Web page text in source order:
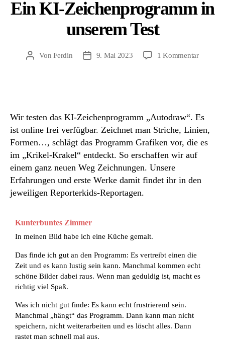
Ein KI-Zeichenprogramm in
unserem Test
Beitragsautor
VonFerdin Beitragsdatum
9. Mai 2023 1 Kommentarzu
Test
Wir testen das KI-Zeichenprogramm „Autodraw“. Es
ist online frei verfügbar. Zeichnet man Striche, Linien,
Formen…, schlägt das Programm Grafiken vor, die es
im „Krikel-Krakel“ entdeckt. So erschaffen wir auf
einem ganz neuen Weg Zeichnungen. Unsere
Erfahrungen und erste Werke damit findet ihr in den
jeweiligen Reporterkids-Reportagen.
Kunterbuntes Zimmer
In meinen Bild habe ich eine Küche gemalt.
Das finde ich gut an den Programm: Es vertreibt einen die
Zeit und es kann lustig sein kann. Manchmal kommen echt
schöne Bilder dabei raus. Wenn man geduldig ist, macht es
richtig viel Spaß.
Was ich nicht gut finde: Es kann echt frustrierend sein.
Manchmal „hängt“ das Programm. Dann kann man nicht
speichern, nicht weiterarbeiten und es löscht alles. Dann
rastet man schnell mal aus.